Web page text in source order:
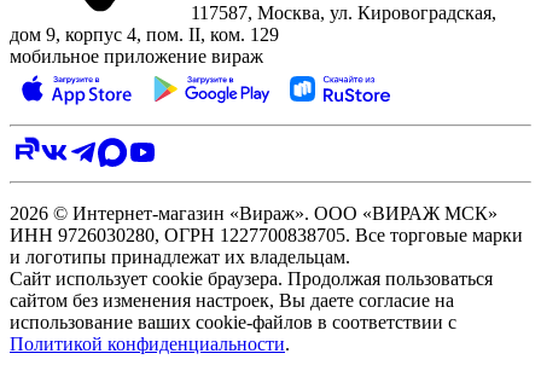
117587, Москва, ул. Кировоградская,
дом 9, корпус 4, пом. II, ком. 129
мобильное приложение вираж
2026 © Интернет-магазин «Вираж». ООО «ВИРАЖ МСК»
ИНН 9726030280, ОГРН 1227700838705. Все торговые марки
и логотипы принадлежат их владельцам.
Сайт использует cookie браузера. Продолжая пользоваться
сайтом без изменения настроек, Вы даете согласие на
использование ваших cookie-файлов в соответствии с
Политикой конфиденциальности.